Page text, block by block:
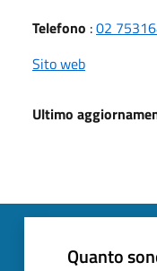
Telefono :02
Sito web
Ultimo
Quanto